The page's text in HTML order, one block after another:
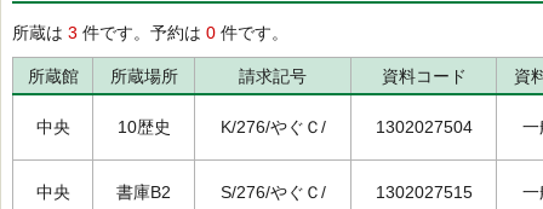
所蔵は 3 件です。予約は 0 件です。
所蔵館 所蔵場所 請求記号 資料コード 資
中央 10歴史 K/276/やぐＣ/ 1302027504 一
中央 書庫B2 S/276/やぐＣ/ 1302027515 一